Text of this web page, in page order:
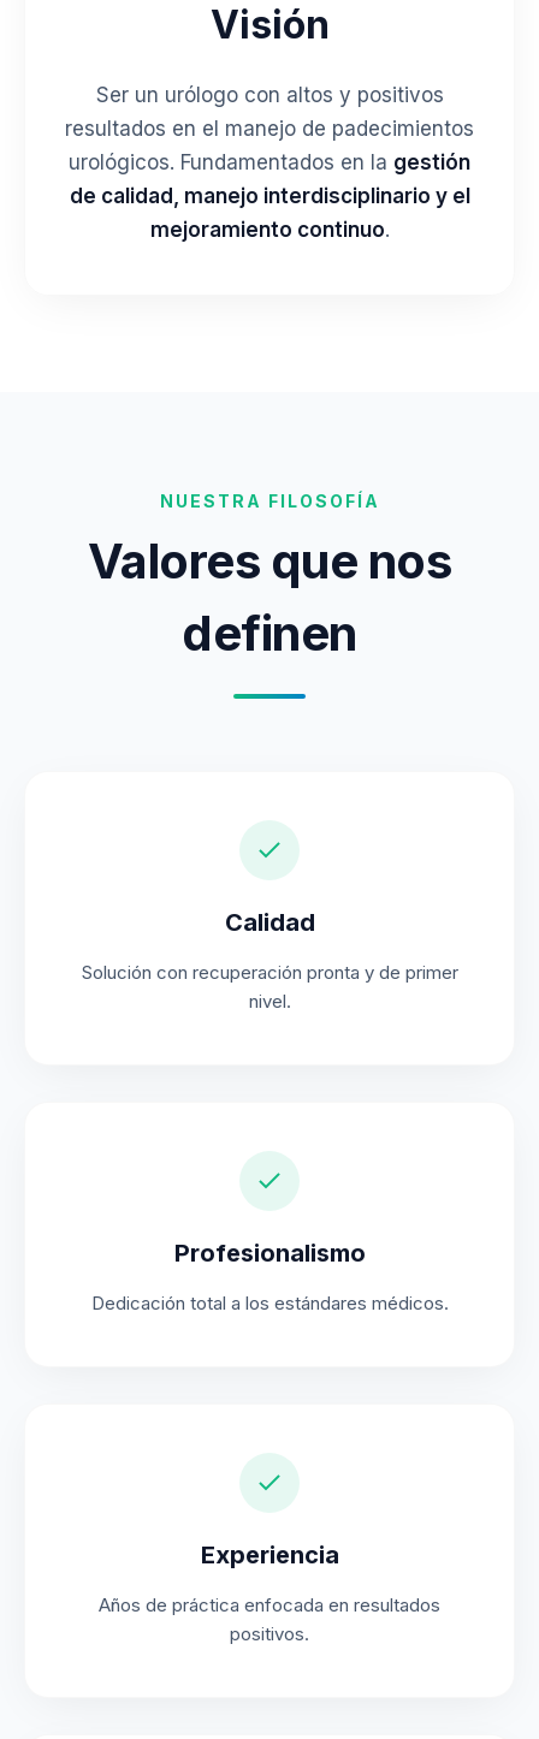
Visión
Ser un urólogo con altos y positivos
resultados en el manejo de padecimientos
urológicos. Fundamentados en la gestión
de calidad, manejo interdisciplinario y el
mejoramiento continuo.
NUESTRA FILOSOFÍA
Valores que nos
definen
Calidad
Solución con recuperación pronta y de primer
nivel.
Profesionalismo
Dedicación total a los estándares médicos.
Experiencia
Años de práctica enfocada en resultados
positivos.